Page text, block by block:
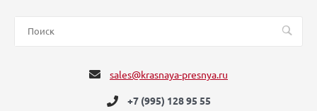
sales@krasnaya-presnya.ru
+7 (995) 128 95 55